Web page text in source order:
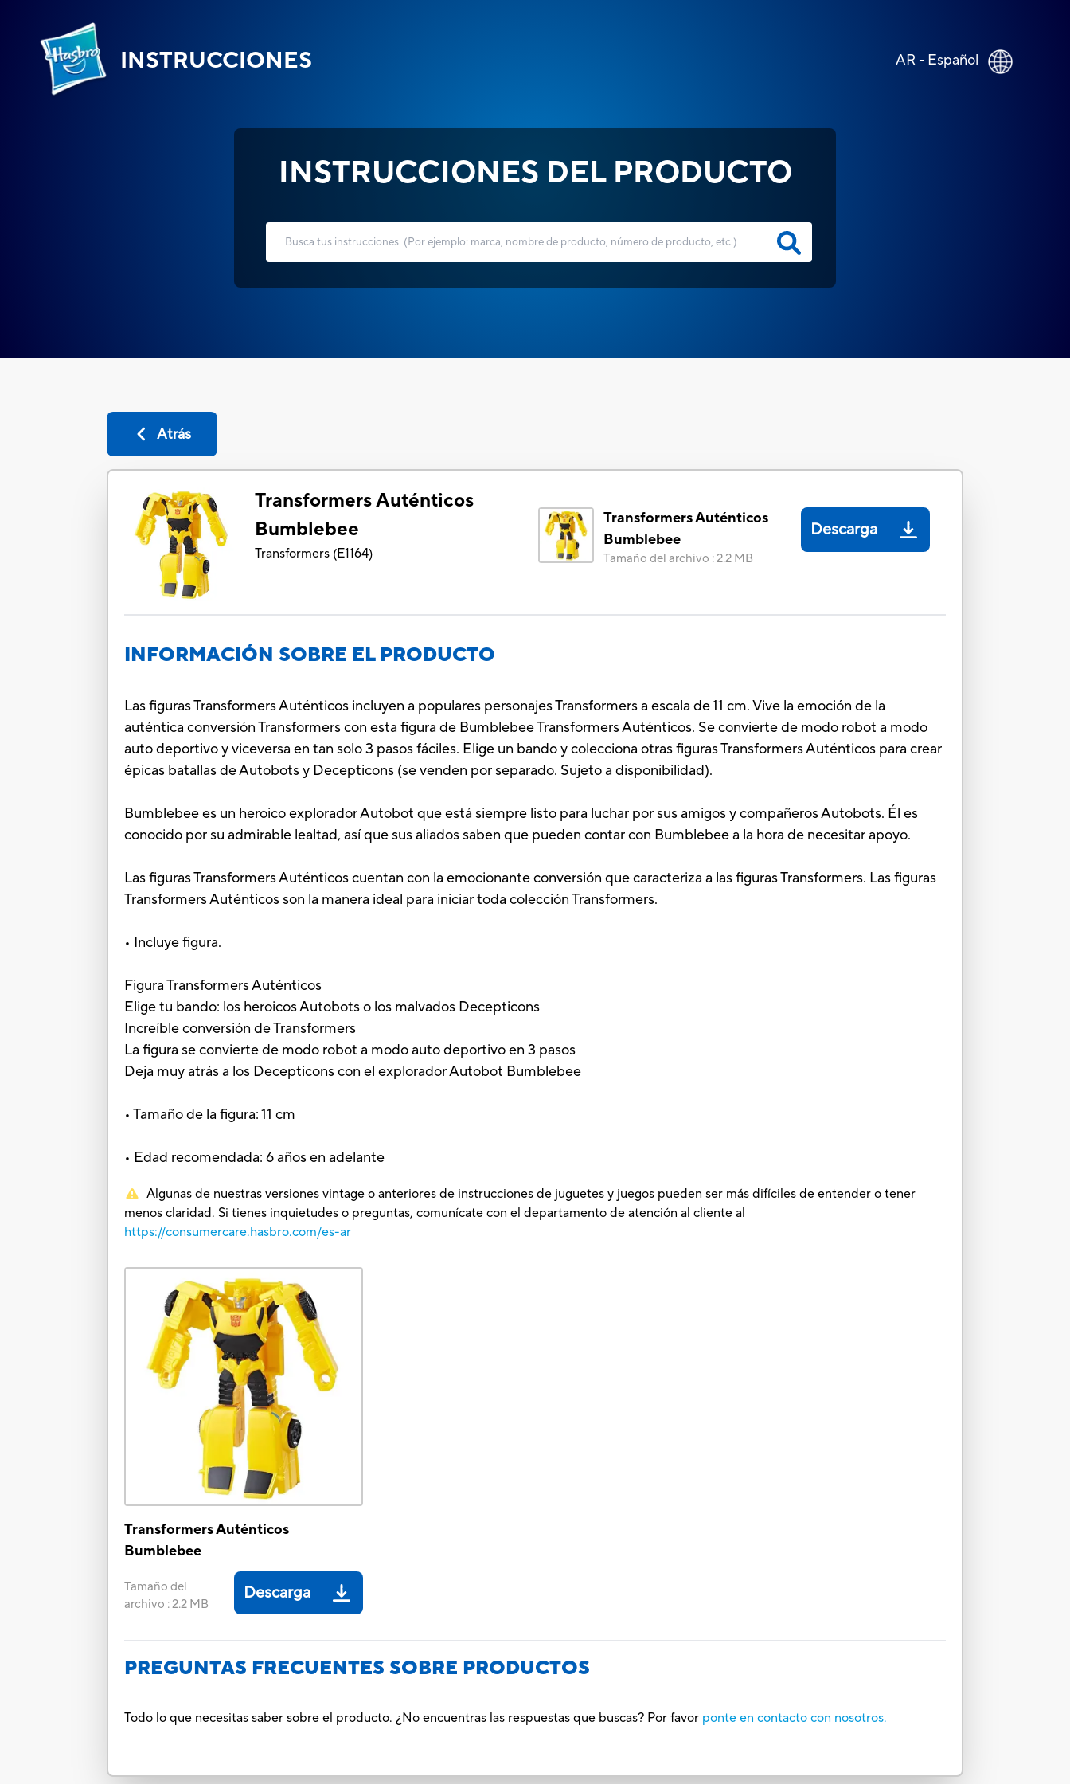
INSTRUCCIONES AR - Español
INSTRUCCIONES DEL PRODUCTO
Atrás
Transformers Auténticos
Bumblebee
Transformers (E1164)
Transformers Auténticos
Bumblebee
Tamaño del archivo :2.2 MB
Descarga
INFORMACIÓN SOBRE EL PRODUCTO
Las figuras Transformers Auténticos incluyen a populares personajes Transformers a escala de 11 cm. Vive la emoción de la
auténtica conversión Transformers con esta figura de Bumblebee Transformers Auténticos. Se convierte de modo robot a modo
auto deportivo y viceversa en tan solo 3 pasos fáciles. Elige un bando y colecciona otras figuras Transformers Auténticos para crear
épicas batallas de Autobots y Decepticons (se venden por separado. Sujeto a disponibilidad).
Bumblebee es un heroico explorador Autobot que está siempre listo para luchar por sus amigos y compañeros Autobots. Él es
conocido por su admirable lealtad, así que sus aliados saben que pueden contar con Bumblebee a la hora de necesitar apoyo.
Las figuras Transformers Auténticos cuentan con la emocionante conversión que caracteriza a las figuras Transformers. Las figuras
Transformers Auténticos son la manera ideal para iniciar toda colección Transformers.
• Incluye figura.
Figura Transformers Auténticos
Elige tu bando: los heroicos Autobots o los malvados Decepticons
Increíble conversión de Transformers
La figura se convierte de modo robot a modo auto deportivo en 3 pasos
Deja muy atrás a los Decepticons con el explorador Autobot Bumblebee
• Tamaño de la figura: 11 cm
• Edad recomendada: 6 años en adelante
Algunas de nuestras versiones vintage o anteriores de instrucciones de juguetes y juegos pueden ser más difíciles de entender o tener
menos claridad. Si tienes inquietudes o preguntas, comunícate con el departamento de atención al cliente al
https://consumercare.hasbro.com/es-ar
Transformers Auténticos
Bumblebee
Tamaño del
archivo :2.2 MB
Descarga
PREGUNTAS FRECUENTES SOBRE PRODUCTOS
Todo lo que necesitas saber sobre el producto. ¿No encuentras las respuestas que buscas? Por favor ponte en contacto con nosotros.